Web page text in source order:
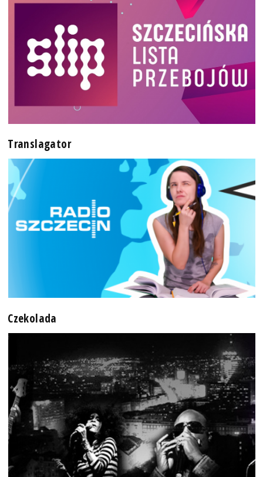
Translagator
Czekolada